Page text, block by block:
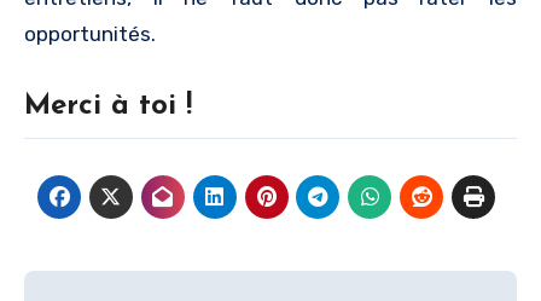
opportunités.
Merci à toi !